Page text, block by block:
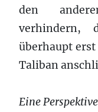
den
verhindern,
überhaupt
Taliban
Eine